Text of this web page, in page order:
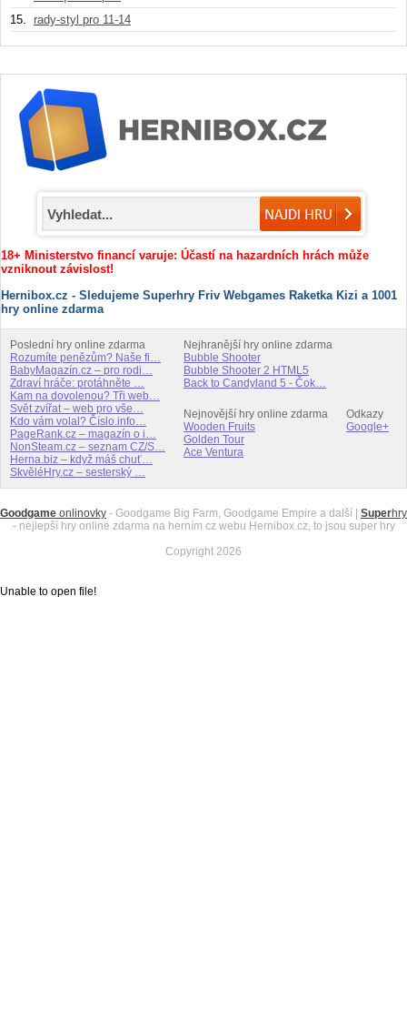
15. rady-styl pro 11-14
18+ Ministerstvo financí varuje: Účastí na hazardních hrách může
vzniknout závislost!
Hernibox.cz - Sledujeme Superhry Friv Webgames Raketka Kizi a 1001
hry online zdarma
Poslední hry online zdarma
Rozumíte penězům? Naše fi…
BabyMagazín.cz – pro rodi…
Zdraví hráče: protáhněte …
Kam na dovolenou? Tři web…
Svět zvířat – web pro vše…
Kdo vám volal? Číslo.info…
PageRank.cz – magazín o i…
NonSteam.cz – seznam CZ/S…
Herna.biz – když máš chuť…
SkvěléHry.cz – sesterský …
Nejhranější hry online zdarma
Bubble Shooter
Bubble Shooter 2 HTML5
Back to Candyland 5 - Čok…
Nejnovější hry online zdarma
Wooden Fruits
Golden Tour
Ace Ventura
Odkazy
Google+
Goodgame onlinovky - Goodgame Big Farm, Goodgame Empire a další | Superhry
- nejlepší hry online zdarma na herním cz webu Hernibox.cz, to jsou super hry
Copyright 2026
Unable to open file!